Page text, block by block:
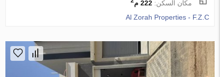
مكان السكن:222 م
Al Zorah Properties - F.Z.C